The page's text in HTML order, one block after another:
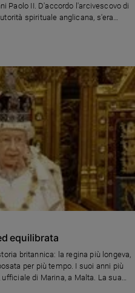
Paolo II. D'accordo l'arcivescovo di
spirituale anglicana, s'era
ecumenico l'indomani, il 30
pubblicato dalla San Paolo
equilibrata
britannica: la regina più longeva,
per più tempo. I suoi anni più
di Marina, a Malta. La sua
quando venne incoronata. Il